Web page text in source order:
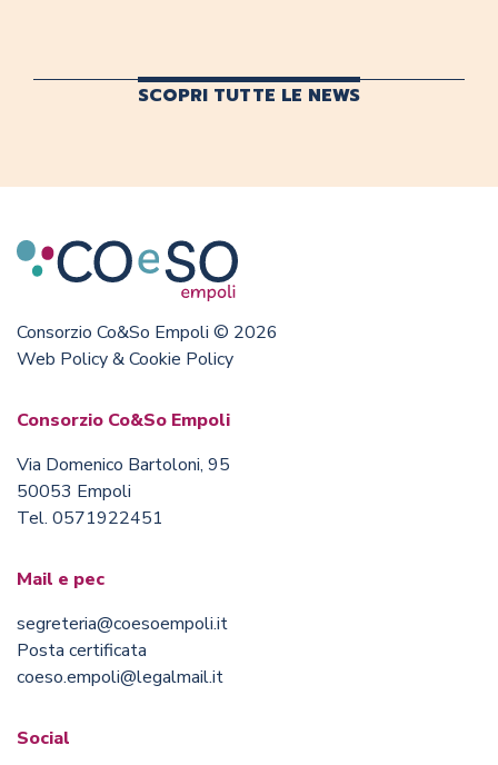
SCOPRI TUTTE LE NEWS
Consorzio Co&So Empoli © 2026
Web Policy & Cookie Policy
Consorzio Co&So Empoli
Via Domenico Bartoloni, 95
50053 Empoli
Tel. 0571922451
Mail e pec
segreteria@coesoempoli.it
Posta certificata
coeso.empoli@legalmail.it
Social